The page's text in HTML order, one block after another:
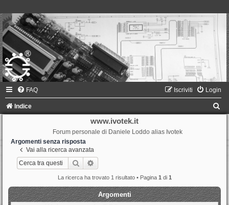
FAQ Login
Iscriviti
Indice
www.ivotek.it
Forum personale di Daniele Loddo alias Ivotek
Argomenti senza risposta
Vai alla ricerca avanzata
Cerca
La ricerca ha trovato 1 risultato • Pagina 1di 1
Argomenti